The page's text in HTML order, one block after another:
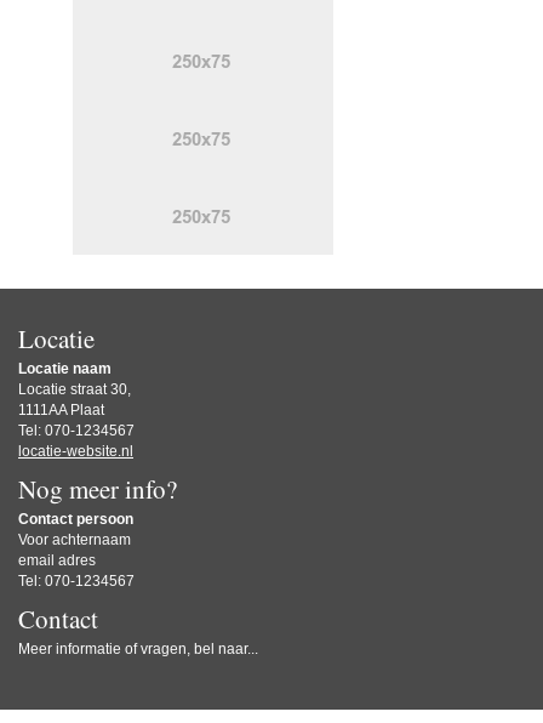
Locatie
Locatie naam
Locatie straat 30,
1111AA Plaat
Tel: 070-1234567
locatie-website.nl
Nog meer info?
Contact persoon
Voor achternaam
email adres
Tel: 070-1234567
Contact
Meer informatie of vragen, bel naar...